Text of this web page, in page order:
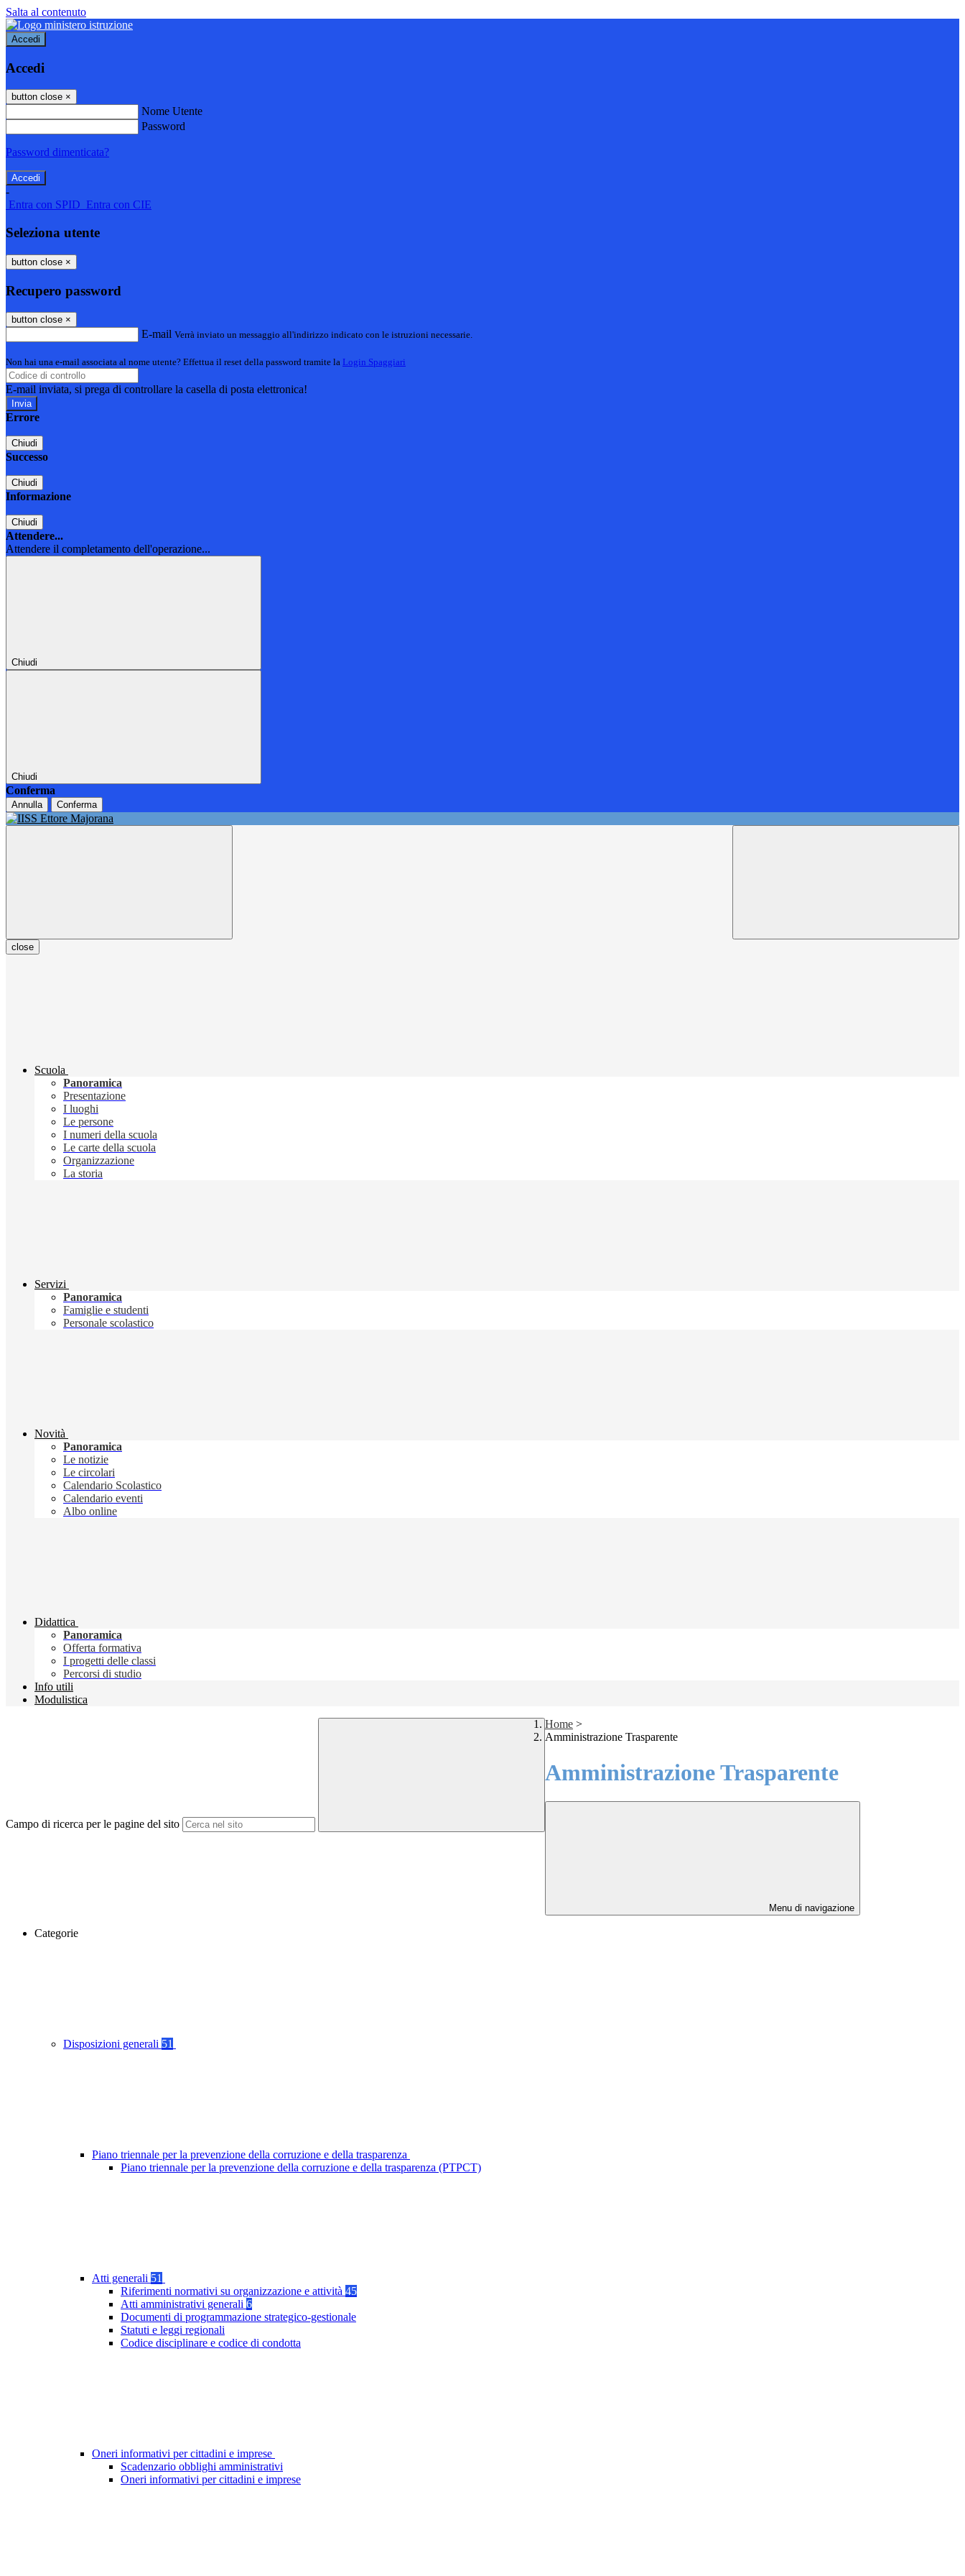
Salta al contenuto
Accedi
Accedi
button close ×
Nome Utente
Password
Password dimenticata?
-
Entra con SPID Entra con CIE
Seleziona utente
button close ×
Recupero password
button close ×
E-mail Verrà inviato un messaggio all'indirizzo indicato con le istruzioni necessarie.
Non hai una e-mail associata al nome utente? Effettua il reset della password tramite la Login Spaggiari
E-mail inviata, si prega di controllare la casella di posta elettronica!
Errore
Chiudi
Successo
Chiudi
Informazione
Chiudi
Attendere...
Attendere il completamento dell'operazione...
Chiudi
Chiudi
Conferma
Annulla Conferma
close
Scuola
Panoramica
Presentazione
I luoghi
Le persone
I numeri della scuola
Le carte della scuola
Organizzazione
La storia
Servizi
Panoramica
Famiglie e studenti
Personale scolastico
Novità
Panoramica
Le notizie
Le circolari
Calendario Scolastico
Calendario eventi
Albo online
Didattica
Panoramica
Offerta formativa
I progetti delle classi
Percorsi di studio
Info utili
Modulistica
Campo di ricerca per le pagine del sito
Home >
Amministrazione Trasparente
Amministrazione Trasparente
Menu di navigazione
Categorie
Disposizioni generali 51
Piano triennale per la prevenzione della corruzione e della trasparenza
Piano triennale per la prevenzione della corruzione e della trasparenza (PTPCT)
Atti generali 51
Riferimenti normativi su organizzazione e attività 45
Atti amministrativi generali 6
Documenti di programmazione strategico-gestionale
Statuti e leggi regionali
Codice disciplinare e codice di condotta
Oneri informativi per cittadini e imprese
Scadenzario obblighi amministrativi
Oneri informativi per cittadini e imprese